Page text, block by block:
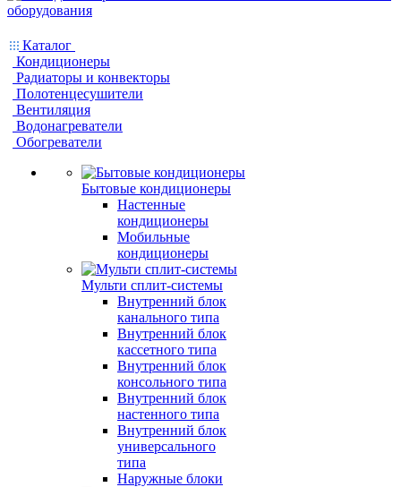
Каталог
Кондиционеры
Радиаторы и конвекторы
Полотенцесушители
Вентиляция
Водонагреватели
Обогреватели
Бытовые кондиционеры
Настенные
кондиционеры
Мобильные
кондиционеры
Мульти сплит-системы
Внутренний блок
канального типа
Внутренний блок
кассетного типа
Внутренний блок
консольного типа
Внутренний блок
настенного типа
Внутренний блок
универсального
типа
Наружные блоки